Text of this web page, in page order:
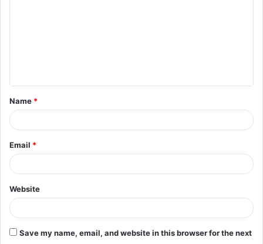
Name *
Email *
Website
Save my name, email, and website in this browser for the next